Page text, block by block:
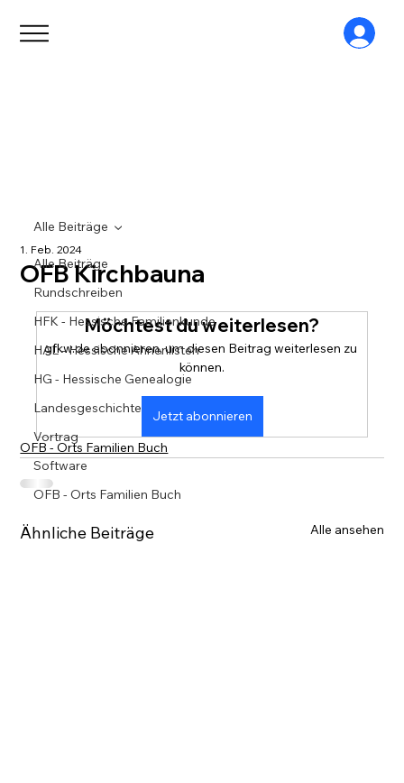
Alle Beiträge
Rundschreiben
HFK - Hessische Familienkunde
HAL - Hessische Ahnenlisten
HG - Hessische Genealogie
Landesgeschichte
Vortrag
Software
OFB - Orts Familien Buch
Alle Beiträge
OFB Kirchbauna
1. Feb. 2024
Möchtest du weiterlesen?
gfkw.de abonnieren, um diesen Beitrag weiterlesen zu
können.
Jetzt abonnieren
OFB - Orts Familien Buch
Ähnliche Beiträge Alle ansehen